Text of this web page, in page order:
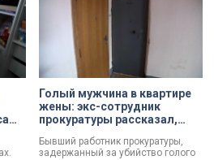
Голый мужчина в квартире
жены: экс-сотрудник
прокуратуры рассказал,
Бывший работник прокуратуры,
задержанный за убийство голого